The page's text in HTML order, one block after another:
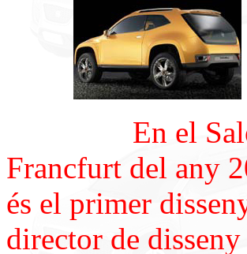
En el Saló
Francfurt del any
és el primer
director de